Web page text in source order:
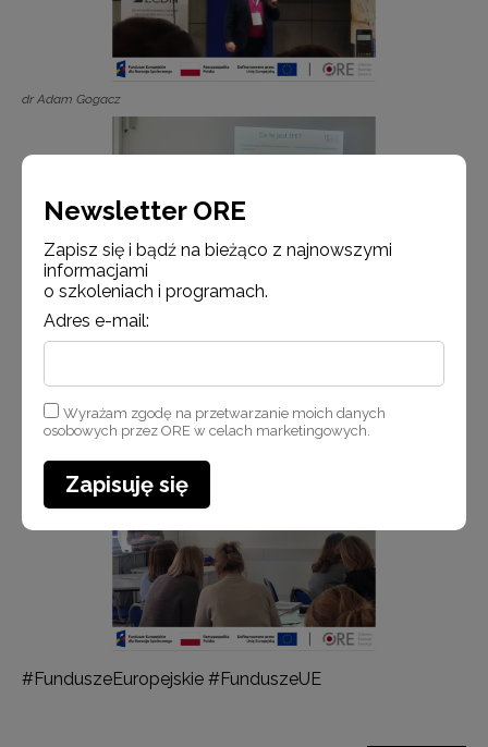
dr Adam Gogacz
Krystyna Parszuto podczas prowadząca warsztaty
#FunduszeEuropejskie #FunduszeUE
Newsletter ORE
Zapisz się i bądź na bieżąco z najnowszymi
informacjami
o szkoleniach i programach.
Adres e-mail:
Wyrażam zgodę na przetwarzanie moich danych
osobowych przez ORE w celach marketingowych.
Zapisuję się